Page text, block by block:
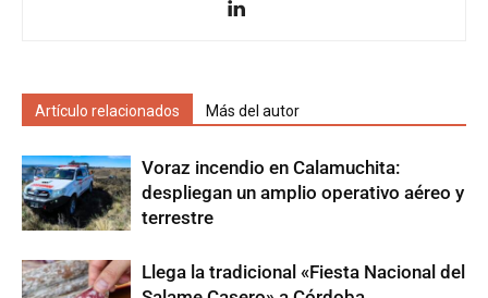
Artículo relacionados Más del autor
Voraz incendio en Calamuchita:
despliegan un amplio operativo aéreo y
terrestre
Llega la tradicional «Fiesta Nacional del